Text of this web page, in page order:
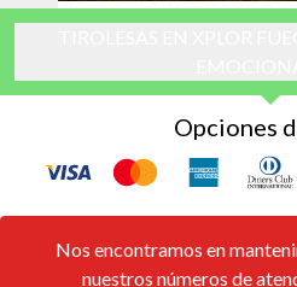
Opciones
Nos encontramos en
nuestros números de